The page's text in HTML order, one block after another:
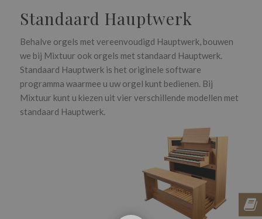
Standaard Hauptwerk
Behalve orgels met vereenvoudigd Hauptwerk, bouwen
we bij Mixtuur ook orgels met standaard Hauptwerk.
Standaard Hauptwerk is het originele software
programma waarmee u uw orgel kunt bedienen. Bij
Mixtuur kunt u kiezen uit vier verschillende modellen met
standaard Hauptwerk.